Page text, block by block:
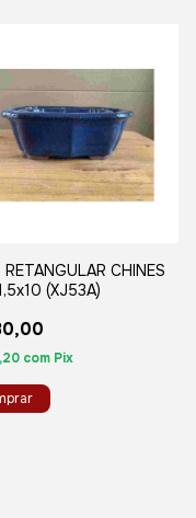
RETANGULAR CHINES
(XJ53A)
com Pix